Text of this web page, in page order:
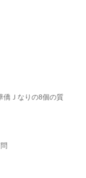
僑Ｊなりの8個の質